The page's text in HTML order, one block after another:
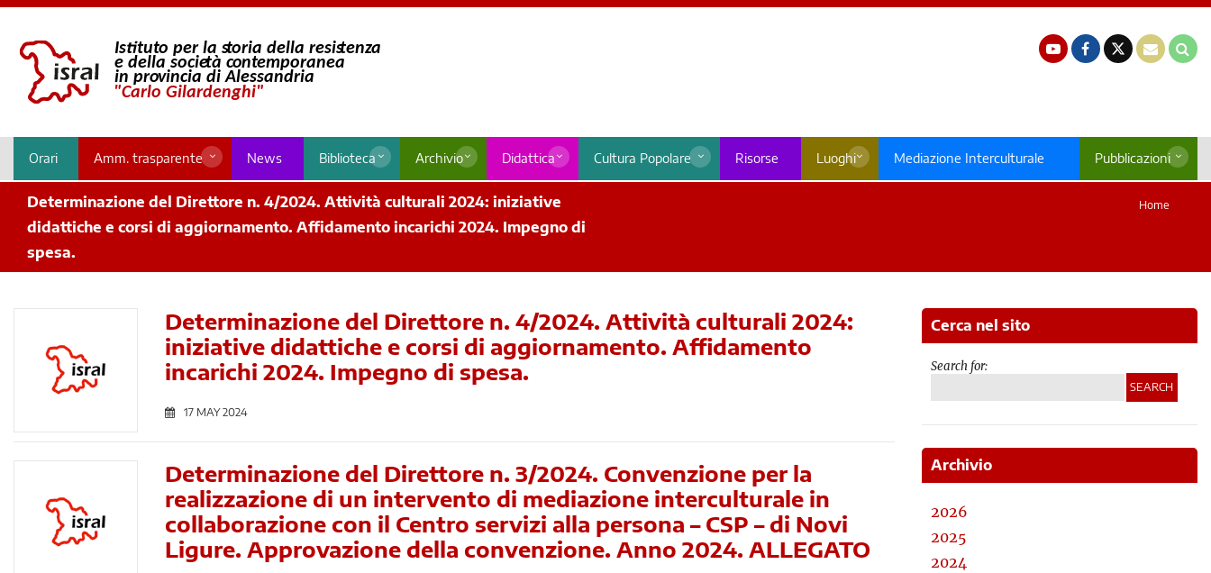
Orari Amm. trasparente News Biblioteca Archivio Didattica Cultura Popolare Risorse Luoghi Mediazione Interculturale Pubblicazioni
Determinazione del Direttore n. 4/2024. Attività culturali 2024: iniziative
didattiche e corsi di aggiornamento. Affidamento incarichi 2024. Impegno di
spesa.
Home
Determinazione del Direttore n. 4/2024. Attività culturali 2024:
iniziative didattiche e corsi di aggiornamento. Affidamento
incarichi 2024. Impegno di spesa.
17 MAY 2024
Determinazione del Direttore n. 3/2024. Convenzione per la
realizzazione di un intervento di mediazione interculturale in
collaborazione con il Centro servizi alla persona – CSP – di Novi
Ligure. Approvazione della convenzione. Anno 2024. ALLEGATO
Cerca nel sito
Search for:
Archivio
2026
2025
2024